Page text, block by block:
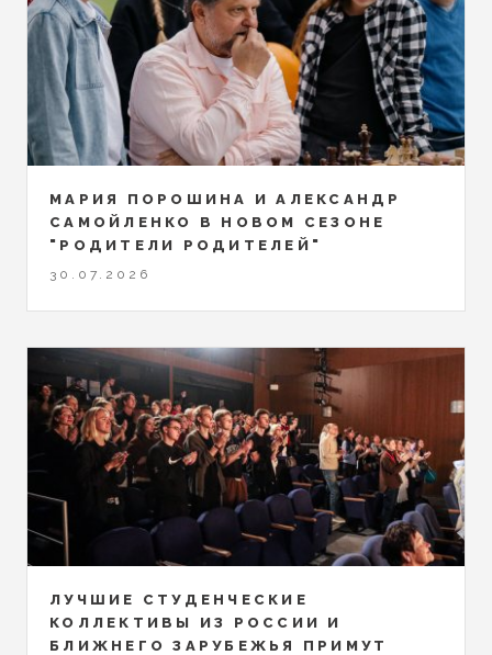
МАРИЯ ПОРОШИНА И АЛЕКСАНДР
САМОЙЛЕНКО В НОВОМ СЕЗОНЕ
"РОДИТЕЛИ РОДИТЕЛЕЙ"
30.07.2026
ЛУЧШИЕ СТУДЕНЧЕСКИЕ
КОЛЛЕКТИВЫ ИЗ РОССИИ И
БЛИЖНЕГО ЗАРУБЕЖЬЯ ПРИМУТ